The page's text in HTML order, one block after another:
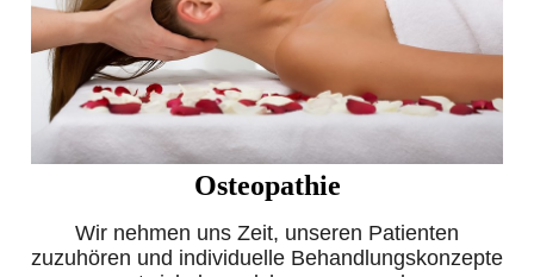
Osteopathie
Wir nehmen uns Zeit, unseren Patienten
zuzuhören und individuelle Behandlungskonzepte